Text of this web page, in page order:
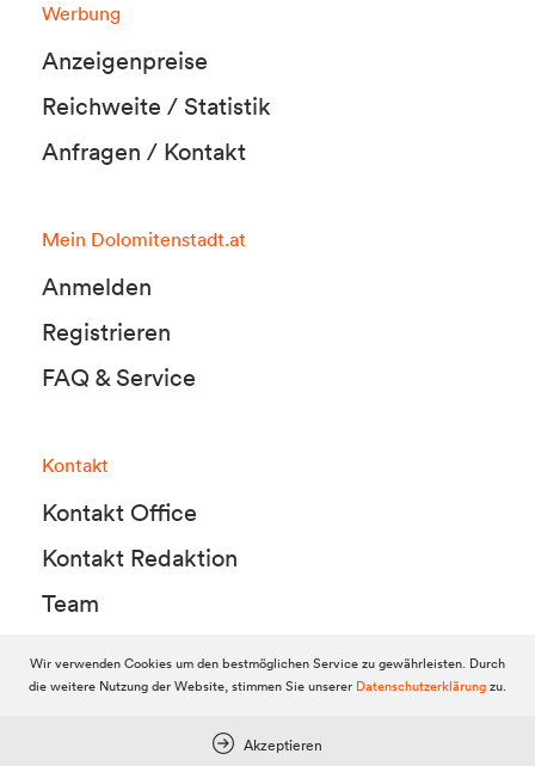
Werbung
Anzeigenpreise
Reichweite / Statistik
Anfragen / Kontakt
Mein Dolomitenstadt.at
Anmelden
Registrieren
FAQ & Service
Kontakt
Kontakt Office
Kontakt Redaktion
Team
© 2010-2026 Dolomitenstadt.at
Wir verwenden Cookies um den bestmöglichen Service zu gewährleisten. Durch
die weitere Nutzung der Website, stimmen Sie unserer Datenschutzerklärungzu.
Akzeptieren